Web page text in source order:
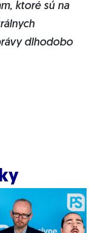
ktoré sú na
dlhodobo